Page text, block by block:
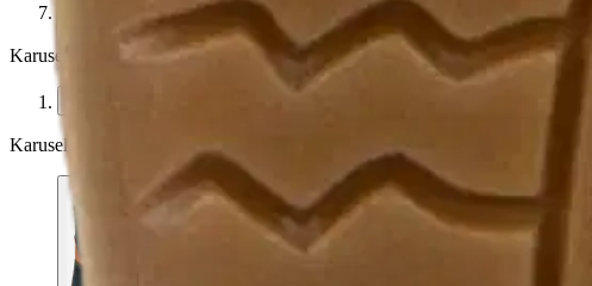
Avaa kuva suurempana
Karusellin nuolipainikkeet
Karusellin pikakuvakkeet